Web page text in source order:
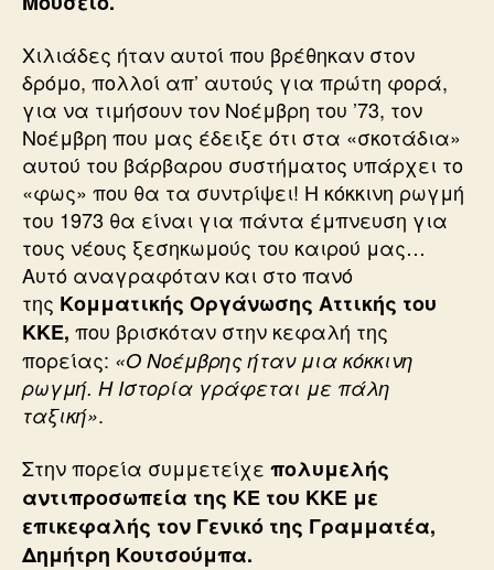
Χιλιάδες ήταν αυτοί που βρέθηκαν στον
δρόμο, πολλοί απ’ αυτούς για πρώτη φορά,
για να τιμήσουν τον Νοέμβρη του ’73, τον
Νοέμβρη που μας έδειξε ότι στα «σκοτάδια»
αυτού του βάρβαρου συστήματος υπάρχει το
«φως» που θα τα συντρίψει! Η κόκκινη ρωγμή
του 1973 θα είναι για πάντα έμπνευση για
τους νέους ξεσηκωμούς του καιρού μας…
Αυτό αναγραφόταν και στο πανό
της Κομματικής Οργάνωσης Αττικής του
ΚΚΕ, που βρισκόταν στην κεφαλή της
πορείας: «Ο Νοέμβρης ήταν μια κόκκινη
ρωγμή. Η Ιστορία γράφεται με πάλη
ταξική».
Στην πορεία συμμετείχε πολυμελής
αντιπροσωπεία της ΚΕ του ΚΚΕ με
επικεφαλής τον Γενικό της Γραμματέα,
Δημήτρη Κουτσούμπα.